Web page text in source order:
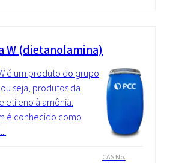
W (dietanolamina)
é um produto do grupo
seja, produtos da
etileno à amônia.
é conhecido como
CAS No.